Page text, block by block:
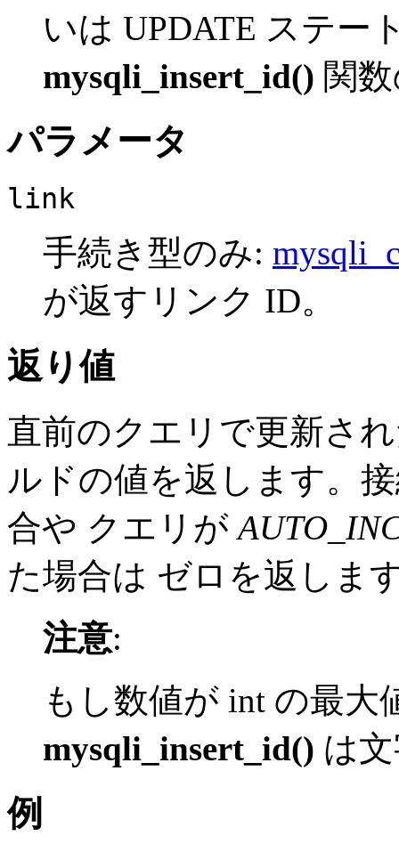
いは UPDATE ステー
mysqli_insert_id() 関
パラメータ
link
手続き型のみ:
が返すリンク ID。
返り値
直前のクエリで更新さ
ルドの値を返します。
合や クエリが
た場合は ゼロを返しま
注意:
もし数値が int の最大
mysqli_insert_id() は
例